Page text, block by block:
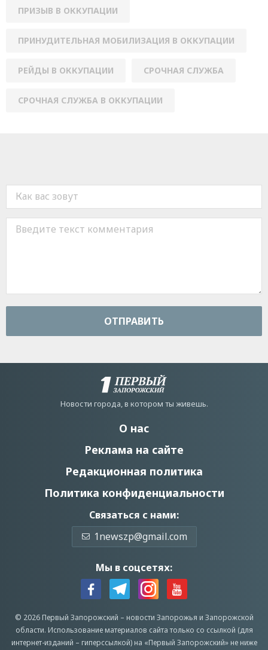
ПРИЗЫВ В ОККУПАЦИИ
ПРИНУДИТЕЛЬНАЯ МОБИЛИЗАЦИЯ В ОККУПАЦИИ
РЕЙДЫ В ОККУПАЦИИ СРОЧНАЯ СЛУЖБА
СРОЧНАЯ СЛУЖБА В ОККУПАЦИИ
ОТПРАВИТЬ
Новости города, в котором ты живешь.
О нас
Реклама на сайте
Редакционная политика
Политика конфиденциальности
Связаться с нами:
1newszp@gmail.com
Мы в соцсетях:
© 2026 Первый Запорожский – новости Запорожья и Запорожской
области. Использование материалов сайта только со ссылкой (для
интернет-изданий – гиперссылкой) на «Первый Запорожский» не ниже